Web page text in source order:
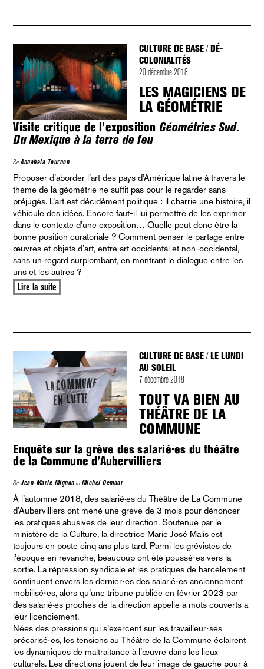
CULTURE DE BASE/DÉ-
COLONIALITÉS
20 décembre 2018
LES MAGICIENS DE
LA GÉOMÉTRIE
Visite critique de l’exposition Géométries Sud.
Du Mexique à la terre de feu
ParAnnabela Tournon
Proposer d’aborder l’art des pays d’Amérique latine à travers le
thème de la géométrie ne suffit pas pour le regarder sans
préjugés. L’art est décidément politique : il charrie une histoire, il
véhicule des idées. Encore faut-il lui permettre de les exprimer
dans le contexte d’une exposition… Quelle peut donc être la
bonne position curatoriale ? Comment penser le partage entre
œuvres et objets d’art, entre art occidental et non-occidental,
sans un regard surplombant, en montrant le dialogue entre les
uns et les autres ?
Lire la suite
CULTURE DE BASE/LE LUNDI
AU SOLEIL
7 décembre 2018
TOUT VA BIEN AU
THÉÂTRE DE LA
COMMUNE
Enquête sur la grève des salarié·es du théâtre
de la Commune d’Aubervilliers
ParJean-Marie Mignon etMichel Demoor
À l’automne 2018, des salarié·es du Théâtre de La Commune
d’Aubervilliers ont mené une grève de 3 mois pour dénoncer
les pratiques abusives de leur direction. Soutenue par le
ministère de la Culture, la directrice Marie José Malis est
toujours en poste cinq ans plus tard. Parmi les grévistes de
l’époque en revanche, beaucoup ont été poussé⋅es vers la
sortie. La répression syndicale et les pratiques de harcèlement
continuent envers les dernier⋅es des salarié⋅es anciennement
mobilisé⋅es, alors qu’une tribune publiée en février 2023 par
des salarié·es proches de la direction appelle à mots couverts à
leur licenciement.
Nées des pressions qui s’exercent sur les travailleur⋅ses
précarisé⋅es, les tensions au Théâtre de la Commune éclairent
les dynamiques de maltraitance à l’œuvre dans les lieux
culturels. Les directions jouent de leur image de gauche pour à